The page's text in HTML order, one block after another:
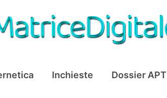
Inchieste Dossier APT